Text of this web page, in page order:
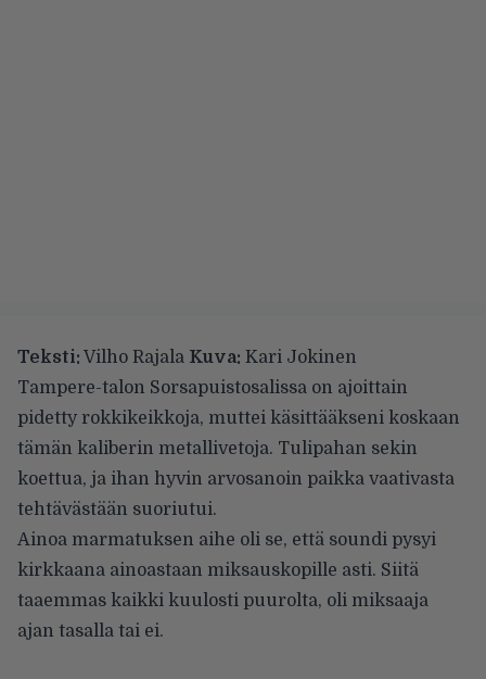
Teksti: Vilho Rajala Kuva: Kari Jokinen
Tampere-talon Sorsapuistosalissa on ajoittain
pidetty rokkikeikkoja, muttei käsittääkseni koskaan
tämän kaliberin metallivetoja. Tulipahan sekin
koettua, ja ihan hyvin arvosanoin paikka vaativasta
tehtävästään suoriutui.
Ainoa marmatuksen aihe oli se, että soundi pysyi
kirkkaana ainoastaan miksauskopille asti. Siitä
taaemmas kaikki kuulosti puurolta, oli miksaaja
ajan tasalla tai ei.